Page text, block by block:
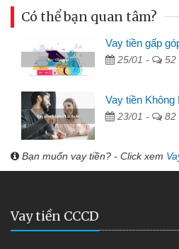
Có thể bạn quan tâm?
Vay tiền gấp
25/01 - 52
Vay tiền Không
23/01 - 82
Bạn muốn vay tiền? - Click xem
Vay tiền CCCD